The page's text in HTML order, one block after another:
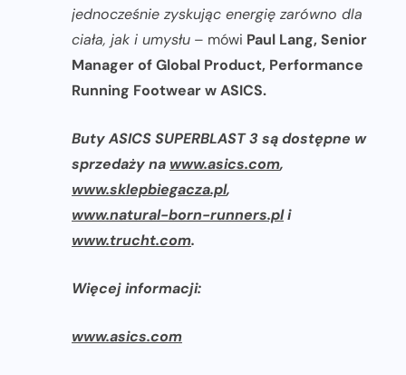
jednocześnie zyskując energię zarówno dla
ciała, jak i umysłu – mówi Paul Lang, Senior
Manager of Global Product, Performance
Running Footwear w ASICS.
Buty ASICS SUPERBLAST 3 są dostępne w
sprzedaży na www.asics.com,
www.sklepbiegacza.pl,
www.natural-born-runners.pli
www.trucht.com.
Więcej informacji:
www.asics.com